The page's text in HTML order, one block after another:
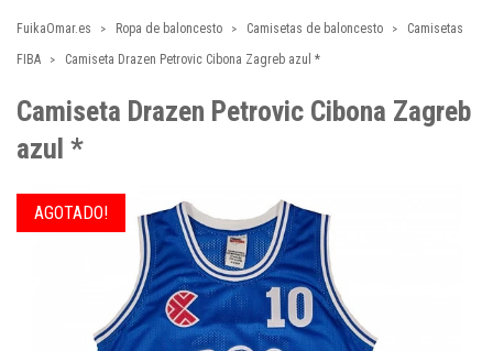
FuikaOmar.es Ropa de baloncesto Camisetas de baloncesto
Camisetas
FIBA
Camiseta Drazen Petrovic Cibona Zagreb azul *
Camiseta Drazen Petrovic Cibona Zagreb
azul *
AGOTADO!